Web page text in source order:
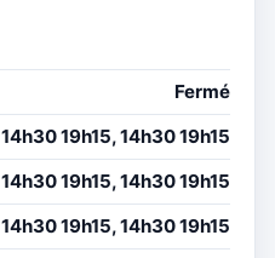
Fermé
14h30 19h15, 14h30 19h15
14h30 19h15, 14h30 19h15
14h30 19h15, 14h30 19h15